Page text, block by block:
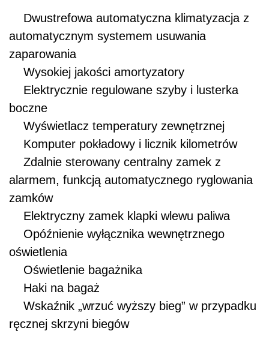
Dwustrefowa automatyczna klimatyzacja z
automatycznym systemem usuwania
zaparowania
Wysokiej jakości amortyzatory
Elektrycznie regulowane szyby i lusterka
boczne
Wyświetlacz temperatury zewnętrznej
Komputer pokładowy i licznik kilometrów
Zdalnie sterowany centralny zamek z
alarmem, funkcją automatycznego ryglowania
zamków
Elektryczny zamek klapki wlewu paliwa
Opóźnienie wyłącznika wewnętrznego
oświetlenia
Oświetlenie bagażnika
Haki na bagaż
Wskaźnik „wrzuć wyższy bieg” w przypadku
ręcznej skrzyni biegów